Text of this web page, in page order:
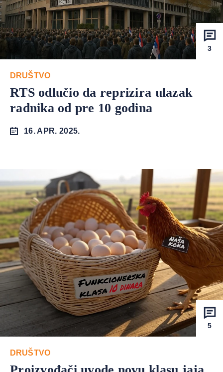
3
DRUŠTVO
RTS odlučio da reprizira ulazak
radnika od pre 10 godina
16. APR. 2025.
5
DRUŠTVO